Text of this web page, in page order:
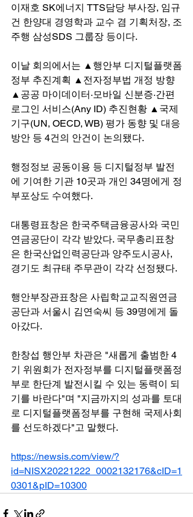
이재호 SK에너지 TTS담당 부사장, 임규
건 한양대 경영학과 교수 겸 기획처장, 조
주행 삼성SDS 그룹장 등이다.
이날 회의에서는 ▲행안부 디지털플랫폼
정부 추진계획 ▲전자정부법 개정 방향
▲공공 마이데이터·모바일 신분증·간편
로그인 서비스(Any ID) 추진현황 ▲국제
기구(UN, OECD, WB) 평가 동향 및 대응
방안 등 4건의 안건이 논의됐다.
행정정보 공동이용 등 디지털정부 발전
에 기여한 기관 10곳과 개인 34명에게 정
부포상도 수여했다.
대통령표창은 한국주택금융공사와 국민
연금공단이 각각 받았다. 국무총리표창
은 한국산업인력공단과 양주도시공사,
경기도 최규태 주무관이 각각 선정됐다.
행안부장관표창은 사립학교교직원연금
공단과 서울시 김연숙씨 등 39명에게 돌
아갔다.
한창섭 행안부 차관은 "새롭게 출범한 4
기 위원회가 전자정부를 디지털플랫폼정
부로 한단계 발전시킬 수 있는 동력이 되
기를 바란다"며 "지금까지의 성과를 토대
로 디지털플랫폼정부를 구현해 국제사회
를 선도하겠다"고 말했다.
https://newsis.com/view/?
id=NISX20221222_0002132176&cID=1
0301&pID=10300